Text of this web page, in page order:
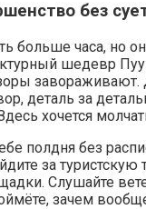
без
больше часа, но он
шедевр
деталь за
хочется
полдня без
за туристскую
Слушайте
зачем